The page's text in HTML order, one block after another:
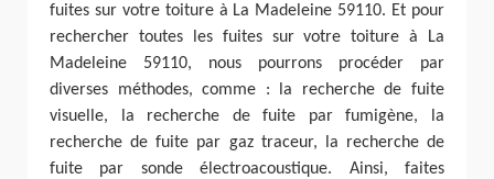
fuites sur votre toiture à La Madeleine 59110. Et pour
rechercher toutes les fuites sur votre toiture à La
Madeleine 59110, nous pourrons procéder par
diverses méthodes, comme : la recherche de fuite
visuelle, la recherche de fuite par fumigène, la
recherche de fuite par gaz traceur, la recherche de
fuite par sonde électroacoustique. Ainsi, faites